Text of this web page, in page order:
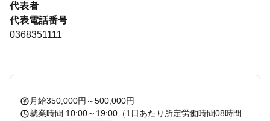
代表者
代表電話番号
0368351111
月給350,000円～500,000円